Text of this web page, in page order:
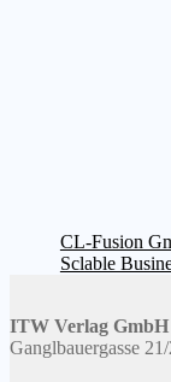
Vorheriger
Beitrag:
CL-Fusion
Nächster
Sclable
ITW Verlag GmbH
Ganglbauergasse